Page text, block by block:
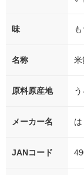
味
名称 米
原料原産地
メーカー名 は
JANコード